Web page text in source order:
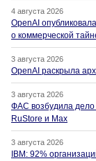
4 августа 2026
OpenAI
о коммерческой
3 августа 2026
OpenAI раскрыла
3 августа 2026
ФАС возбудила дело
RuStore и Max
3 августа 2026
IBM: 92%